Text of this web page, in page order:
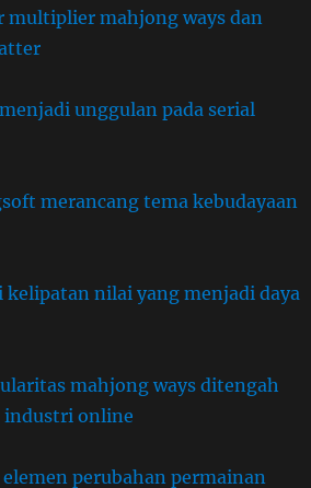
multiplier mahjong ways dan
unggulan pada serial
merancang tema kebudayaan
nilai yang menjadi daya
mahjong ways ditengah
industri online
perubahan permainan